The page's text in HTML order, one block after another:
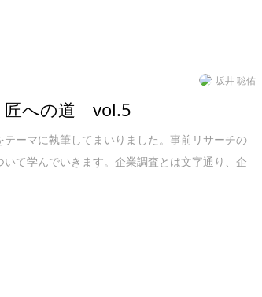
坂井 聡佑
匠への道 vol.5
ーマに執筆してまいりました。事前リサーチの
て学んでいきます。企業調査とは文字通り、企